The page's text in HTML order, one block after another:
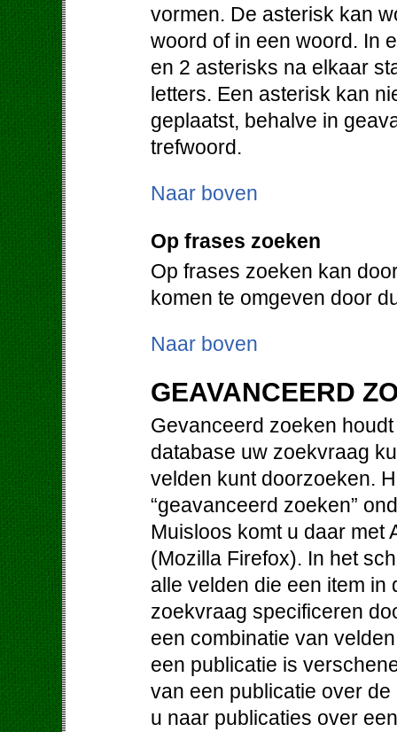
vormen. De asterisk kan
woord of in een woord. In
en 2 asterisks na elkaar
letters. Een asterisk kan
geplaatst, behalve in
trefwoord.
Naar boven
Op frases zoeken
Op frases zoeken kan
komen te omgeven door
Naar boven
GEAVANCEERD
Gevanceerd zoeken
database uw zoekvraag
velden kunt doorzoeken.
“geavanceerd zoeken”
Muisloos komt u daar met
(Mozilla Firefox). In het
alle velden die een item
zoekvraag specificeren
een combinatie van
een publicatie is
van een publicatie over
u naar publicaties over